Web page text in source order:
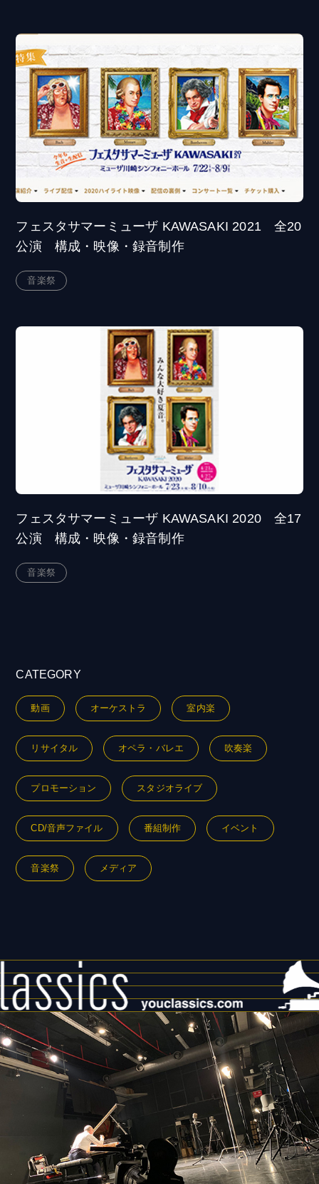
フェスタサマーミューザ KAWASAKI 2021 全20
公演 構成・映像・録音制作
音楽祭
フェスタサマーミューザ KAWASAKI 2020 全17
公演 構成・映像・録音制作
音楽祭
CATEGORY
動画 オーケストラ 室内楽
リサイタル オペラ・バレエ 吹奏楽
プロモーション スタジオライブ
CD/音声ファイル 番組制作 イベント
音楽祭 メディア